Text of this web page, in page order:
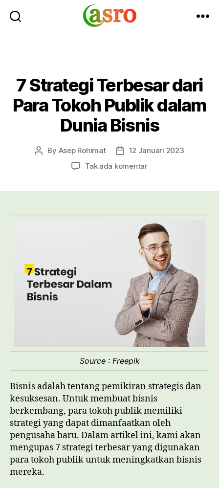
7 Strategi Terbesar dari
Para Tokoh Publik dalam
Dunia Bisnis
Post
By Asep Rohimat
Post12 Januari 2023
Tak ada komentarpada
Para
Tokoh
Publik
dalam
Dunia
Bisnis
Source : Freepik
Bisnis adalah tentang pemikiran strategis dan
kesuksesan. Untuk membuat bisnis
berkembang, para tokoh publik memiliki
strategi yang dapat dimanfaatkan oleh
pengusaha baru. Dalam artikel ini, kami akan
mengupas 7 strategi terbesar yang digunakan
para tokoh publik untuk meningkatkan bisnis
mereka.